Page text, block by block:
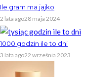
Ile gram ma jajko
2 lata ago28 maja 2024
1000 godzin ile to dni
3 lata ago22 września 2023